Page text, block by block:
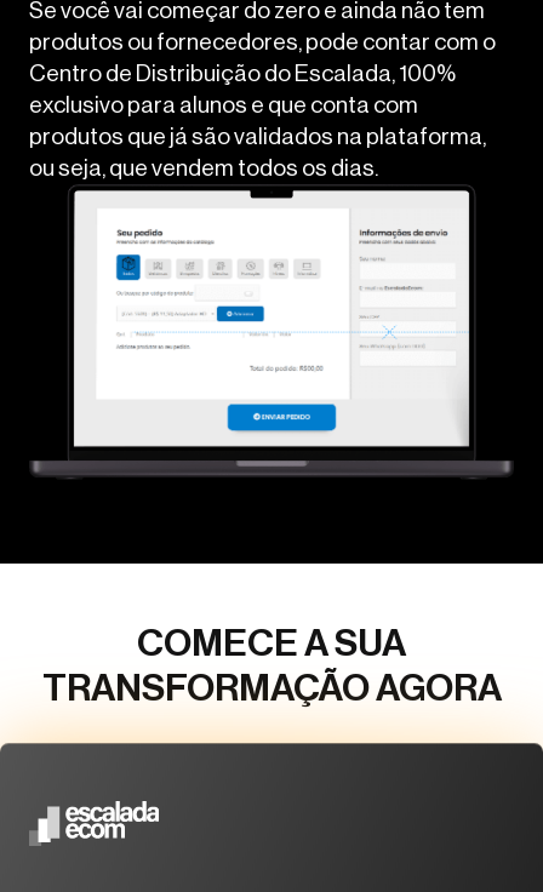
Se você vai começar do zero e ainda não tem
produtos ou fornecedores, pode contar com o
Centro de Distribuição do Escalada, 100%
exclusivo para alunos e que conta com
produtos que já são validados na plataforma,
ou seja, que vendem todos os dias.
COMECE A SUA
TRANSFORMAÇÃO AGORA